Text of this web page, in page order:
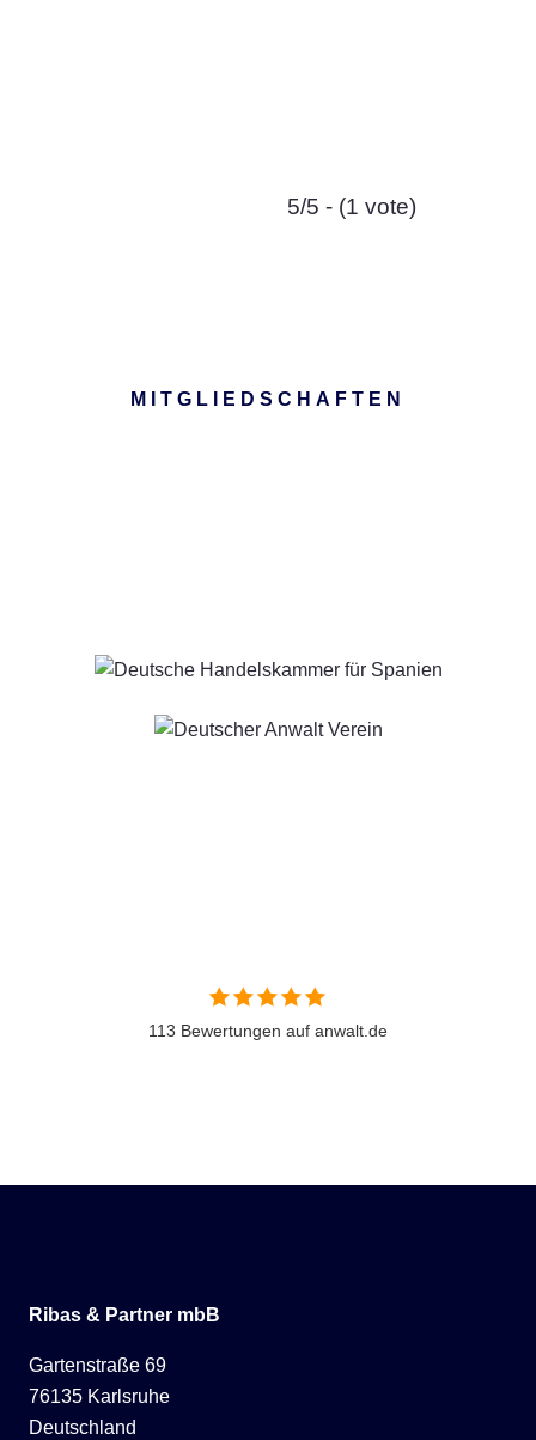
5/5 - (1 vote)
MITGLIEDSCHAFTEN
113 Bewertungen auf anwalt.de
Ribas & Partner mbB
Gartenstraße 69
76135 Karlsruhe
Deutschland